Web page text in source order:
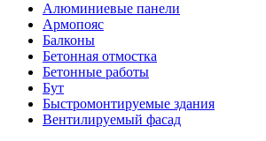
Алюминиевые панели
Армопояс
Балконы
Бетонная отмостка
Бетонные работы
Бут
Быстромонтируемые здания
Вентилируемый фасад